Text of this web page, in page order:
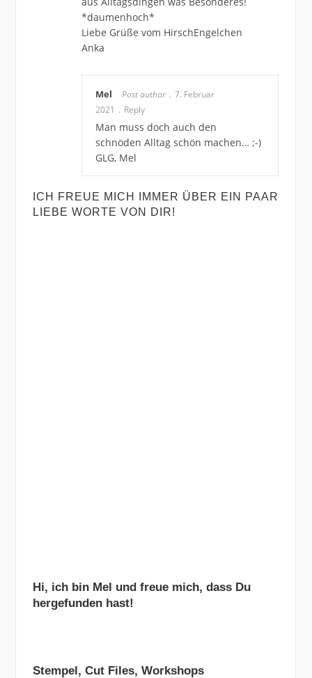
*daumenhoch*
Liebe Grüße vom HirschEngelchen
Anka
Mel Post author
7. Februar
2021
Reply
Man muss doch auch den
schnöden Alltag schön machen… ;-)
GLG, Mel
ICH FREUE MICH IMMER ÜBER EIN PAAR
LIEBE WORTE VON DIR!
Hi, ich bin Mel und freue mich, dass Du
hergefunden hast!
Stempel, Cut Files, Workshops